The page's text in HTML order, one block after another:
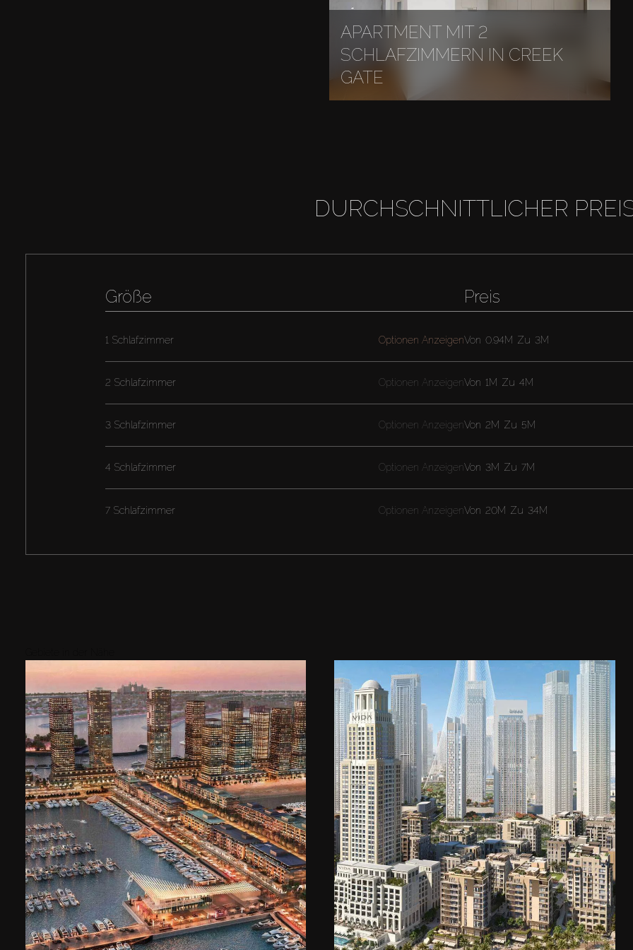
APARTMENT MIT 2
SCHLAFZIMMERN IN CREEK
GATE
DURCHSCHNITTLICHER
Größe
1 Schlafzimmer Optionen Anzeigen
2 Schlafzimmer Optionen Anzeigen
3 Schlafzimmer Optionen Anzeigen
4 Schlafzimmer Optionen Anzeigen
7 Schlafzimmer Optionen Anzeigen
Preis
Von 0.94M Zu 3M
Von 1M Zu 4M
Von 2M Zu 5M
Von 3M Zu 7M
Von 20M Zu 34M